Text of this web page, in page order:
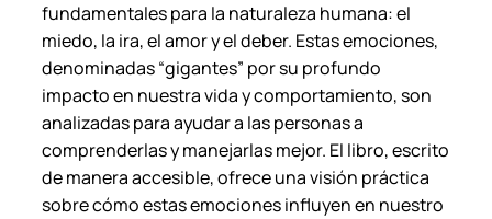
fundamentales para la naturaleza humana: el
miedo, la ira, el amor y el deber. Estas emociones,
denominadas “gigantes” por su profundo
impacto en nuestra vida y comportamiento, son
analizadas para ayudar a las personas a
comprenderlas y manejarlas mejor. El libro, escrito
de manera accesible, ofrece una visión práctica
sobre cómo estas emociones influyen en nuestro